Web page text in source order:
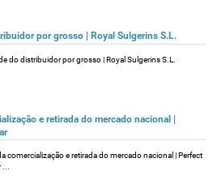
por grosso | Royal Sulgerins S.L.
do distribuidor por grosso | Royal Sulgerins S.L.
e retirada do mercado nacional |
comercialização e retirada do mercado nacional | Perfect
...